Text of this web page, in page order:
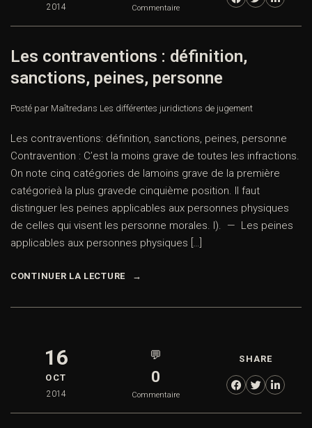
2014 Commentaire
Les contraventions : définition,
sanctions, peines, personne
Posté par Maîtredans Les différentes juridictions de jugement
Les contraventions: définition, sanctions, peines, personne
Contravention : C’est la moins grave de toutes les infractions.
On note cinq catégories de lamoins grave de la première
catégorieà la plus gravede cinquième position. Il faut
distinguer les peines applicables aux personnes physiques
de celles qui visent les personne morales. I). — Les peines
applicables aux personnes physiques […]
CONTINUER LA LECTURE
16
OCT
2014
💬
0
Commentaire
SHARE